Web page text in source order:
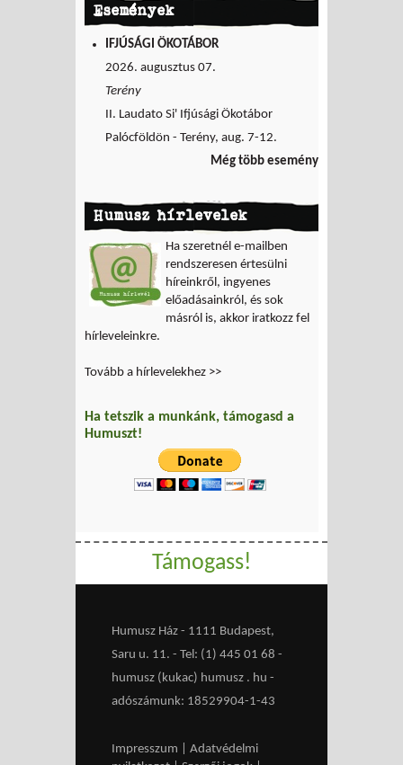
Események
IFJÚSÁGI ÖKOTÁBOR
2026. augusztus 07.
Terény
II. Laudato Si' Ifjúsági Ökotábor
Palócföldön - Terény, aug. 7-12.
Még több esemény
Humusz hírlevelek
Ha szeretnél e-mailben
rendszeresen értesülni
híreinkről, ingyenes
előadásainkról, és sok
másról is, akkor iratkozz fel
hírleveleinkre.
Tovább a hírlevelekhez >>
Ha tetszik a munkánk, támogasd a
Humuszt!
Támogass!
Humusz Ház - 1111 Budapest,
Saru u. 11. - Tel: (1) 445 01 68 -
humusz (kukac) humusz . hu -
adószámunk: 18529904-1-43
Impresszum
Adatvédelmi